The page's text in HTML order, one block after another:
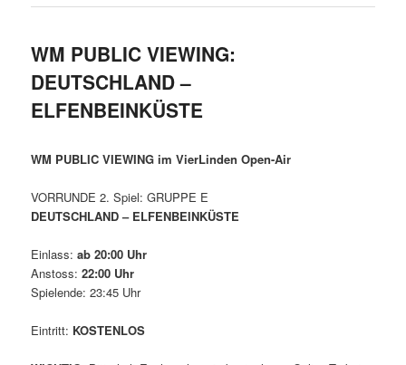
WM PUBLIC VIEWING:
DEUTSCHLAND –
ELFENBEINKÜSTE
WM PUBLIC VIEWING im VierLinden Open-Air
VORRUNDE 2. Spiel: GRUPPE E
DEUTSCHLAND – ELFENBEINKÜSTE
Einlass:ab 20:00 Uhr
Anstoss:22:00 Uhr
Spielende: 23:45 Uhr
Eintritt: KOSTENLOS